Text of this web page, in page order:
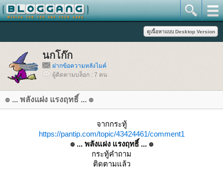
นกโก๊ก
ฝากข้อความหลังไมค์
ผู้ติดตามบล็อก : 7 คน
๏ ... พลังแฝง แรงฤทธิ์ ... ๏
จากกระทู้
https://pantip.com/topic/43424461/comment1
๏ ... พลังแฝง แรงฤทธิ์ ... ๏
กระทู้คำถาม
ติดตามแล้ว